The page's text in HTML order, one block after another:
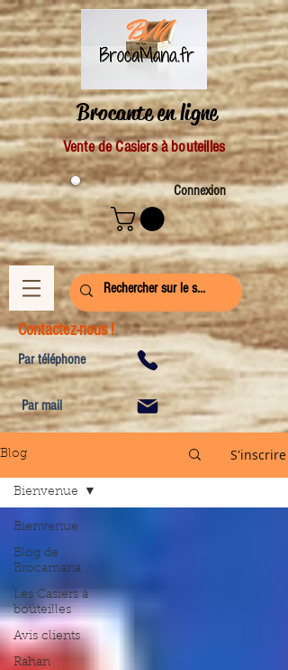
Brocante en ligne
Vente de Casiers à bouteilles
Connexion
Contactez-nous !
Par téléphone
Par mail
Blog S'inscrire
Bienvenue
Blog de
Brocamana
Les Casiers à
bouteilles
Avis clients
Rahan
Bienvenue